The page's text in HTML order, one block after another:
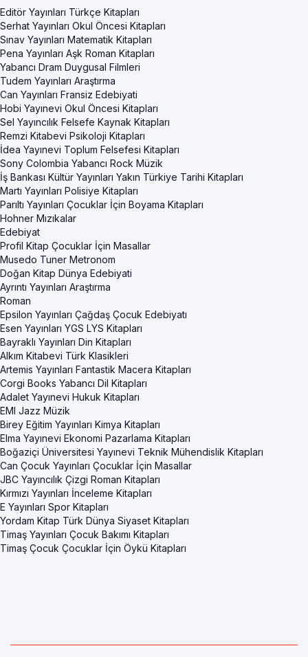
Editör Yayınları Türkçe Kitapları
Serhat Yayınları Okul Öncesi Kitapları
Sınav Yayınları Matematik Kitapları
Pena Yayınları Aşk Roman Kitapları
Yabancı Dram Duygusal Filmleri
Tudem Yayınları Araştırma
Can Yayınları Fransiz Edebiyati
Hobi Yayınevi Okul Öncesi Kitapları
Sel Yayıncılık Felsefe Kaynak Kitapları
Remzi Kitabevi Psikoloji Kitapları
İdea Yayınevi Toplum Felsefesi Kitapları
Sony Colombia Yabancı Rock Müzik
İş Bankası Kültür Yayınları Yakın Türkiye Tarihi Kitapları
Martı Yayınları Polisiye Kitapları
Parıltı Yayınları Çocuklar İçin Boyama Kitapları
Hohner Mızıkalar
Edebiyat
Profil Kitap Çocuklar İçin Masallar
Musedo Tuner Metronom
Doğan Kitap Dünya Edebiyati
Ayrıntı Yayınları Araştırma
Roman
Epsilon Yayınları Çağdaş Çocuk Edebiyatı
Esen Yayınları YGS LYS Kitapları
Bayraklı Yayınları Din Kitapları
Alkım Kitabevi Türk Klasikleri
Artemis Yayınları Fantastik Macera Kitapları
Corgi Books Yabancı Dil Kitapları
Adalet Yayınevi Hukuk Kitapları
EMI Jazz Müzik
Birey Eğitim Yayınları Kimya Kitapları
Elma Yayınevi Ekonomi Pazarlama Kitapları
Boğaziçi Üniversitesi Yayınevi Teknik Mühendislik Kitapları
Can Çocuk Yayınları Çocuklar İçin Masallar
JBC Yayıncılık Çizgi Roman Kitapları
Kırmızı Yayınları İnceleme Kitapları
E Yayınları Spor Kitapları
Yordam Kitap Türk Dünya Siyaset Kitapları
Timaş Yayınları Çocuk Bakımı Kitapları
Timaş Çocuk Çocuklar İçin Öykü Kitapları